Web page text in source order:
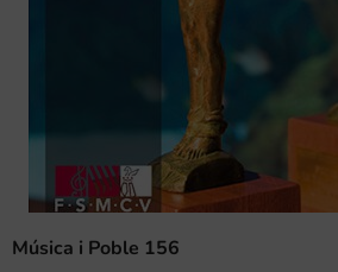
Música i Poble 156